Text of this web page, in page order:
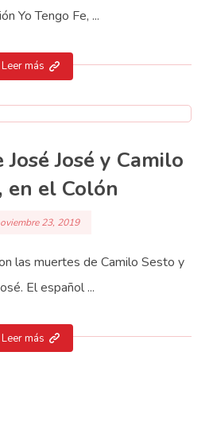
Yo Tengo Fe, ...
Leer más
José y Camilo
en el Colón
23, 2019
las muertes de Camilo Sesto y
El español ...
Leer más